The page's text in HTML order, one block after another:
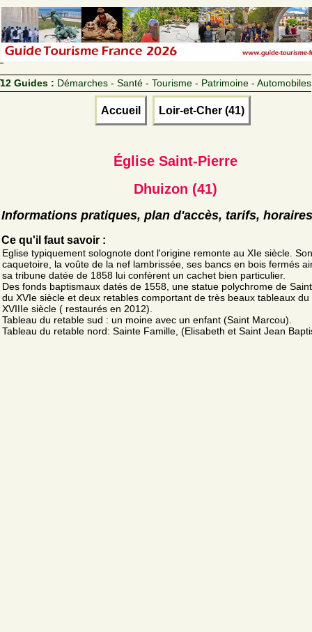
12 Guides : Démarches - Santé - Tourisme - Patrimoine - Automobiles
Accueil Loir-et-Cher (41)
Église Saint-Pierre
Dhuizon (41)
Informations pratiques, plan d'accès, tarifs, horaires
Ce qu'il faut savoir :
Eglise typiquement solognote dont l'origine remonte au XIe siècle. Son
caquetoire, la voûte de la nef lambrissée, ses bancs en bois fermés
sa tribune datée de 1858 lui confèrent un cachet bien particulier.
Des fonds baptismaux datés de 1558, une statue polychrome de
du XVIe siècle et deux retables comportant de très beaux tableaux du
XVIIIe siècle ( restaurés en 2012).
Tableau du retable sud : un moine avec un enfant (Saint Marcou).
Tableau du retable nord: Sainte Famille, (Elisabeth et Saint Jean